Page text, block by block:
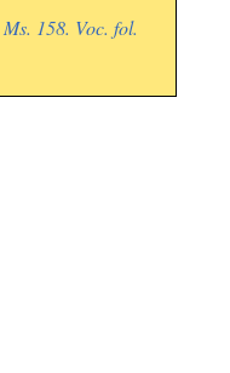
Ms. 158. Voc. fol.